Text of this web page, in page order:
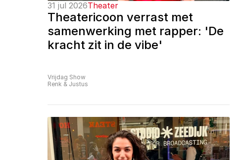
31 jul 2026Theater
Theatericoon verrast met
samenwerking met rapper: 'De
kracht zit in de vibe'
Vrijdag Show
Renk & Justus